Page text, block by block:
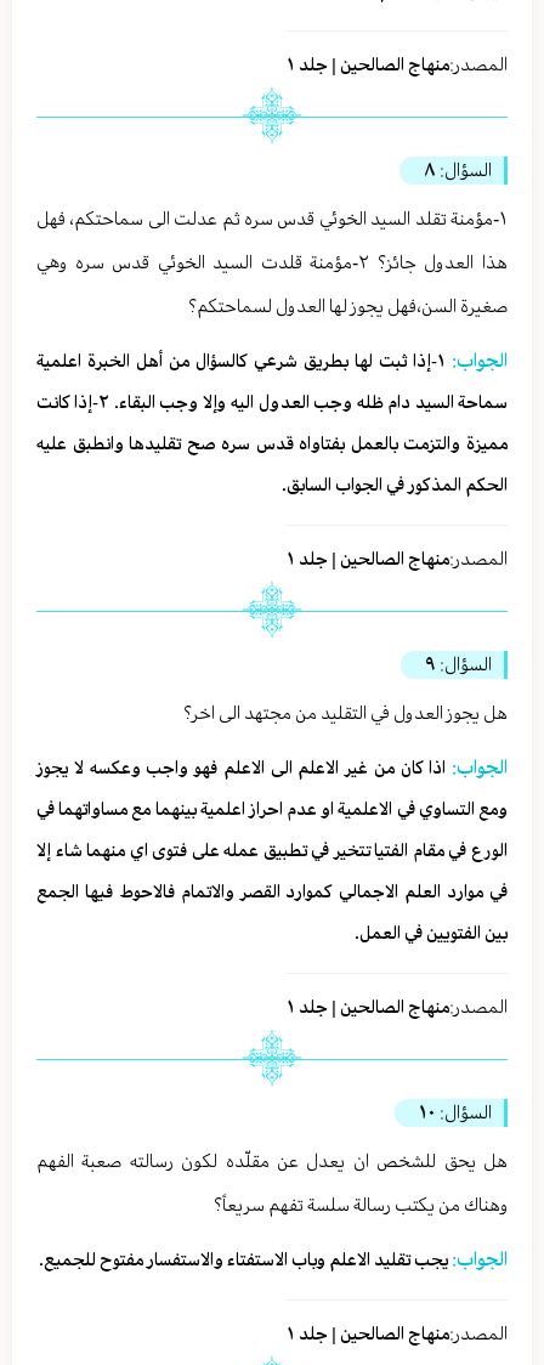
المصدر:منهاج الصالحين | جلد ١
السؤال: ٨
١-مؤمنة تقلد السيد الخوئي قدس سره ثم عدلت الى سماحتكم، فهل
هذا العدول جائز؟ ٢-مؤمنة قلدت السيد الخوئي قدس سره وهي
صغيرة السن،فهل يجوز لها العدول لسماحتكم؟
الجواب:
١-إذا ثبت لها بطريق شرعي كالسؤال من أهل الخبرة اعلمية
سماحة السيد دام ظله وجب العدول اليه وإلا وجب البقاء. ٢-إذا كانت
مميزة والتزمت بالعمل بفتاواه قدس سره صح تقليدها وانطبق عليه
الحكم المذكور في الجواب السابق.
المصدر:منهاج الصالحين | جلد ١
السؤال: ٩
هل يجوز العدول في التقليد من مجتهد الى اخر؟
الجواب: اذا كان من غير الاعلم الى الاعلم فهو واجب وعكسه لا يجوز
ومع التساوي في الاعلمية او عدم احراز اعلمية بينهما مع مساواتهما في
الورع في مقام الفتيا تتخير في تطبيق عمله على فتوى اي منهما شاء إلا
في موارد العلم الاجمالي كموارد القصر والاتمام فالاحوط فيها الجمع
بين الفتويين في العمل.
المصدر:منهاج الصالحين | جلد ١
السؤال: ١٠
هل يحق للشخص ان يعدل عن مقلّده لكون رسالته صعبة الفهم
وهناك من يكتب رسالة سلسة تفهم سريعاً؟
الجواب: يجب تقليد الاعلم وباب الاستفتاء والاستفسار مفتوح للجميع.
المصدر:منهاج الصالحين | جلد ١